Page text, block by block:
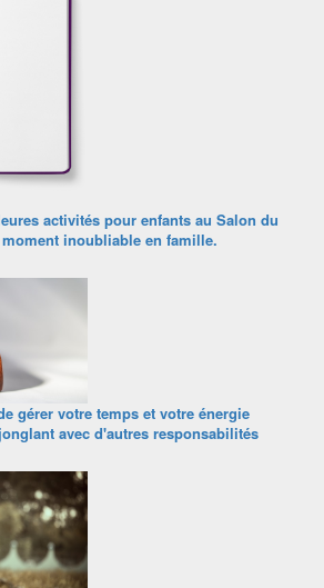
activités pour enfants au Salon du
inoubliable en famille.
gérer votre temps et votre énergie
avec d'autres responsabilités